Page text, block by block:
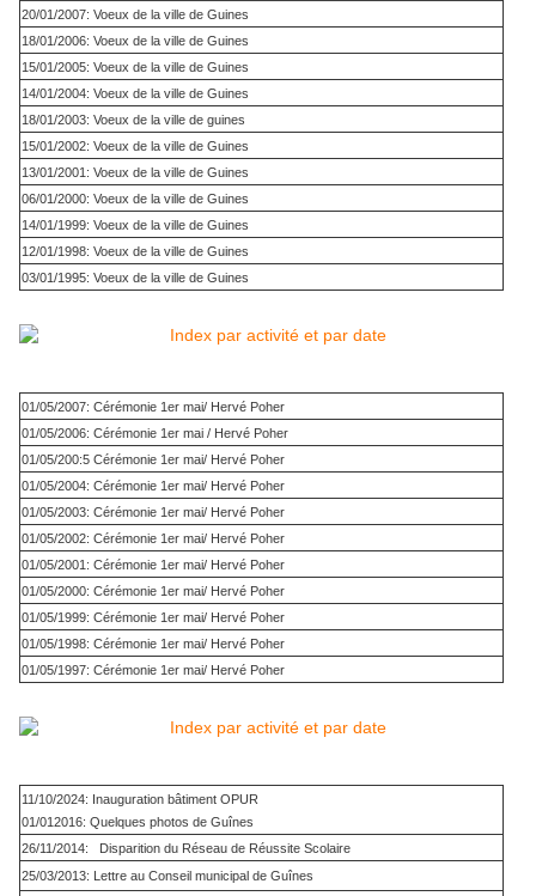
20/01/2007: Voeux de la ville de Guines
18/01/2006: Voeux de la ville de Guines
15/01/2005: Voeux de la ville de Guines
14/01/2004: Voeux de la ville de Guines
18/01/2003: Voeux de la ville de guines
15/01/2002: Voeux de la ville de Guines
13/01/2001: Voeux de la ville de Guines
06/01/2000: Voeux de la ville de Guines
14/01/1999: Voeux de la ville de Guines
12/01/1998: Voeux de la ville de Guines
03/01/1995: Voeux de la ville de Guines
01/05/2007: Cérémonie 1er mai/ Hervé Poher
01/05/2006: Cérémonie 1er mai / Hervé Poher
01/05/200:5 Cérémonie 1er mai/ Hervé Poher
01/05/2004: Cérémonie 1er mai/ Hervé Poher
01/05/2003: Cérémonie 1er mai/ Hervé Poher
01/05/2002: Cérémonie 1er mai/ Hervé Poher
01/05/2001: Cérémonie 1er mai/ Hervé Poher
01/05/2000: Cérémonie 1er mai/ Hervé Poher
01/05/1999: Cérémonie 1er mai/ Hervé Poher
01/05/1998: Cérémonie 1er mai/ Hervé Poher
01/05/1997: Cérémonie 1er mai/ Hervé Poher
11/10/2024: Inauguration bâtiment OPUR
01/012016: Quelques photos de Guînes
26/11/2014: Disparition du Réseau de Réussite Scolaire
25/03/2013: Lettre au Conseil municipal de Guînes